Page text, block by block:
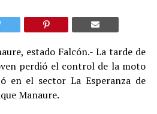
estado Falcón.- La tarde de
perdió el control de la moto
en el sector La Esperanza de
Manaure.